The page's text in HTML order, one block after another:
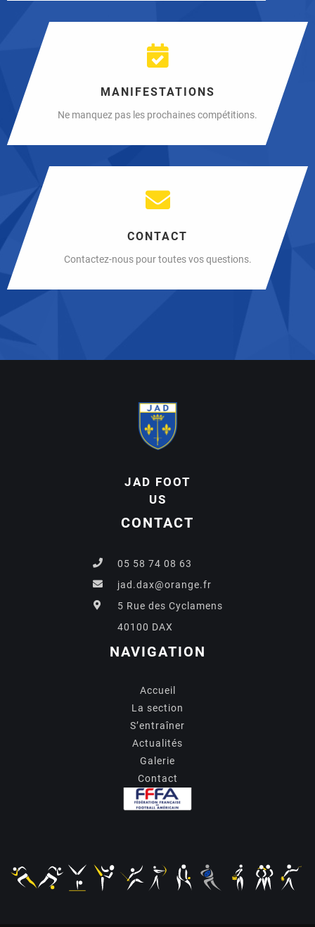
MANIFESTATIONS
Ne manquez pas les prochaines compétitions.
CONTACT
Contactez-nous pour toutes vos questions.
JAD FOOT
US
CONTACT
05 58 74 08 63
jad.dax@orange.fr
5 Rue des Cyclamens
40100 DAX
NAVIGATION
Accueil
La section
S’entraîner
Actualités
Galerie
Contact